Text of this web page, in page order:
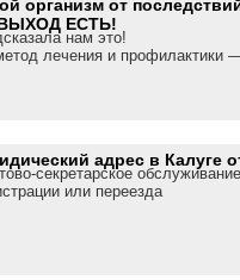
организм от
ВЫХОД ЕСТЬ!
нам это!
лечения и
адрес в Калуге
секретарское
или переезда